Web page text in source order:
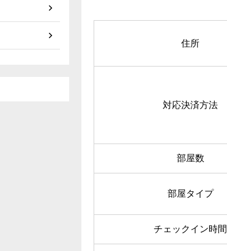
住所
対応決済方法
部屋数
部屋タイプ
チェックイン時間